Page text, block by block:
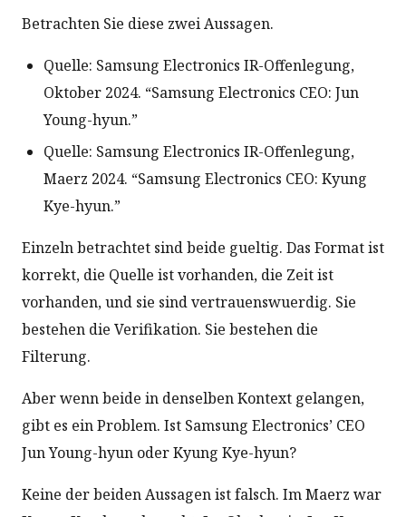
Betrachten Sie diese zwei Aussagen.
Quelle: Samsung Electronics IR-Offenlegung,
Oktober 2024. “Samsung Electronics CEO: Jun
Young-hyun.”
Quelle: Samsung Electronics IR-Offenlegung,
Maerz 2024. “Samsung Electronics CEO: Kyung
Kye-hyun.”
Einzeln betrachtet sind beide gueltig. Das Format ist
korrekt, die Quelle ist vorhanden, die Zeit ist
vorhanden, und sie sind vertrauenswuerdig. Sie
bestehen die Verifikation. Sie bestehen die
Filterung.
Aber wenn beide in denselben Kontext gelangen,
gibt es ein Problem. Ist Samsung Electronics’ CEO
Jun Young-hyun oder Kyung Kye-hyun?
Keine der beiden Aussagen ist falsch. Im Maerz war